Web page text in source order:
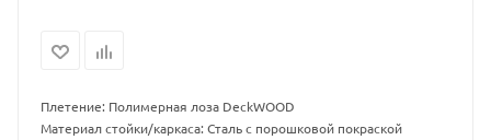
Плетение: Полимерная лоза DeckWOOD
Материал стойки/каркаса: Сталь с порошковой покраской